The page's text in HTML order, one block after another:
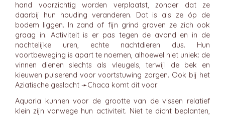
hand voorzichtig worden verplaatst, zonder dat ze
daarbij hun houding veranderen. Dat is als ze óp de
bodem liggen. In zand of fijn grind graven ze zich ook
graag in. Activiteit is er pas tegen de avond en in de
nachtelijke uren, echte nachtdieren dus. Hun
voortbeweging is apart te noemen, alhoewel niet uniek: de
vinnen dienen slechts als vleugels, terwijl de bek en
kieuwen pulserend voor voortstuwing zorgen. Ook bij het
Aziatische geslacht ➛Chaca komt dit voor.
Aquaria kunnen voor de grootte van de vissen relatief
klein zijn vanwege hun activiteit. Niet te dicht beplanten,